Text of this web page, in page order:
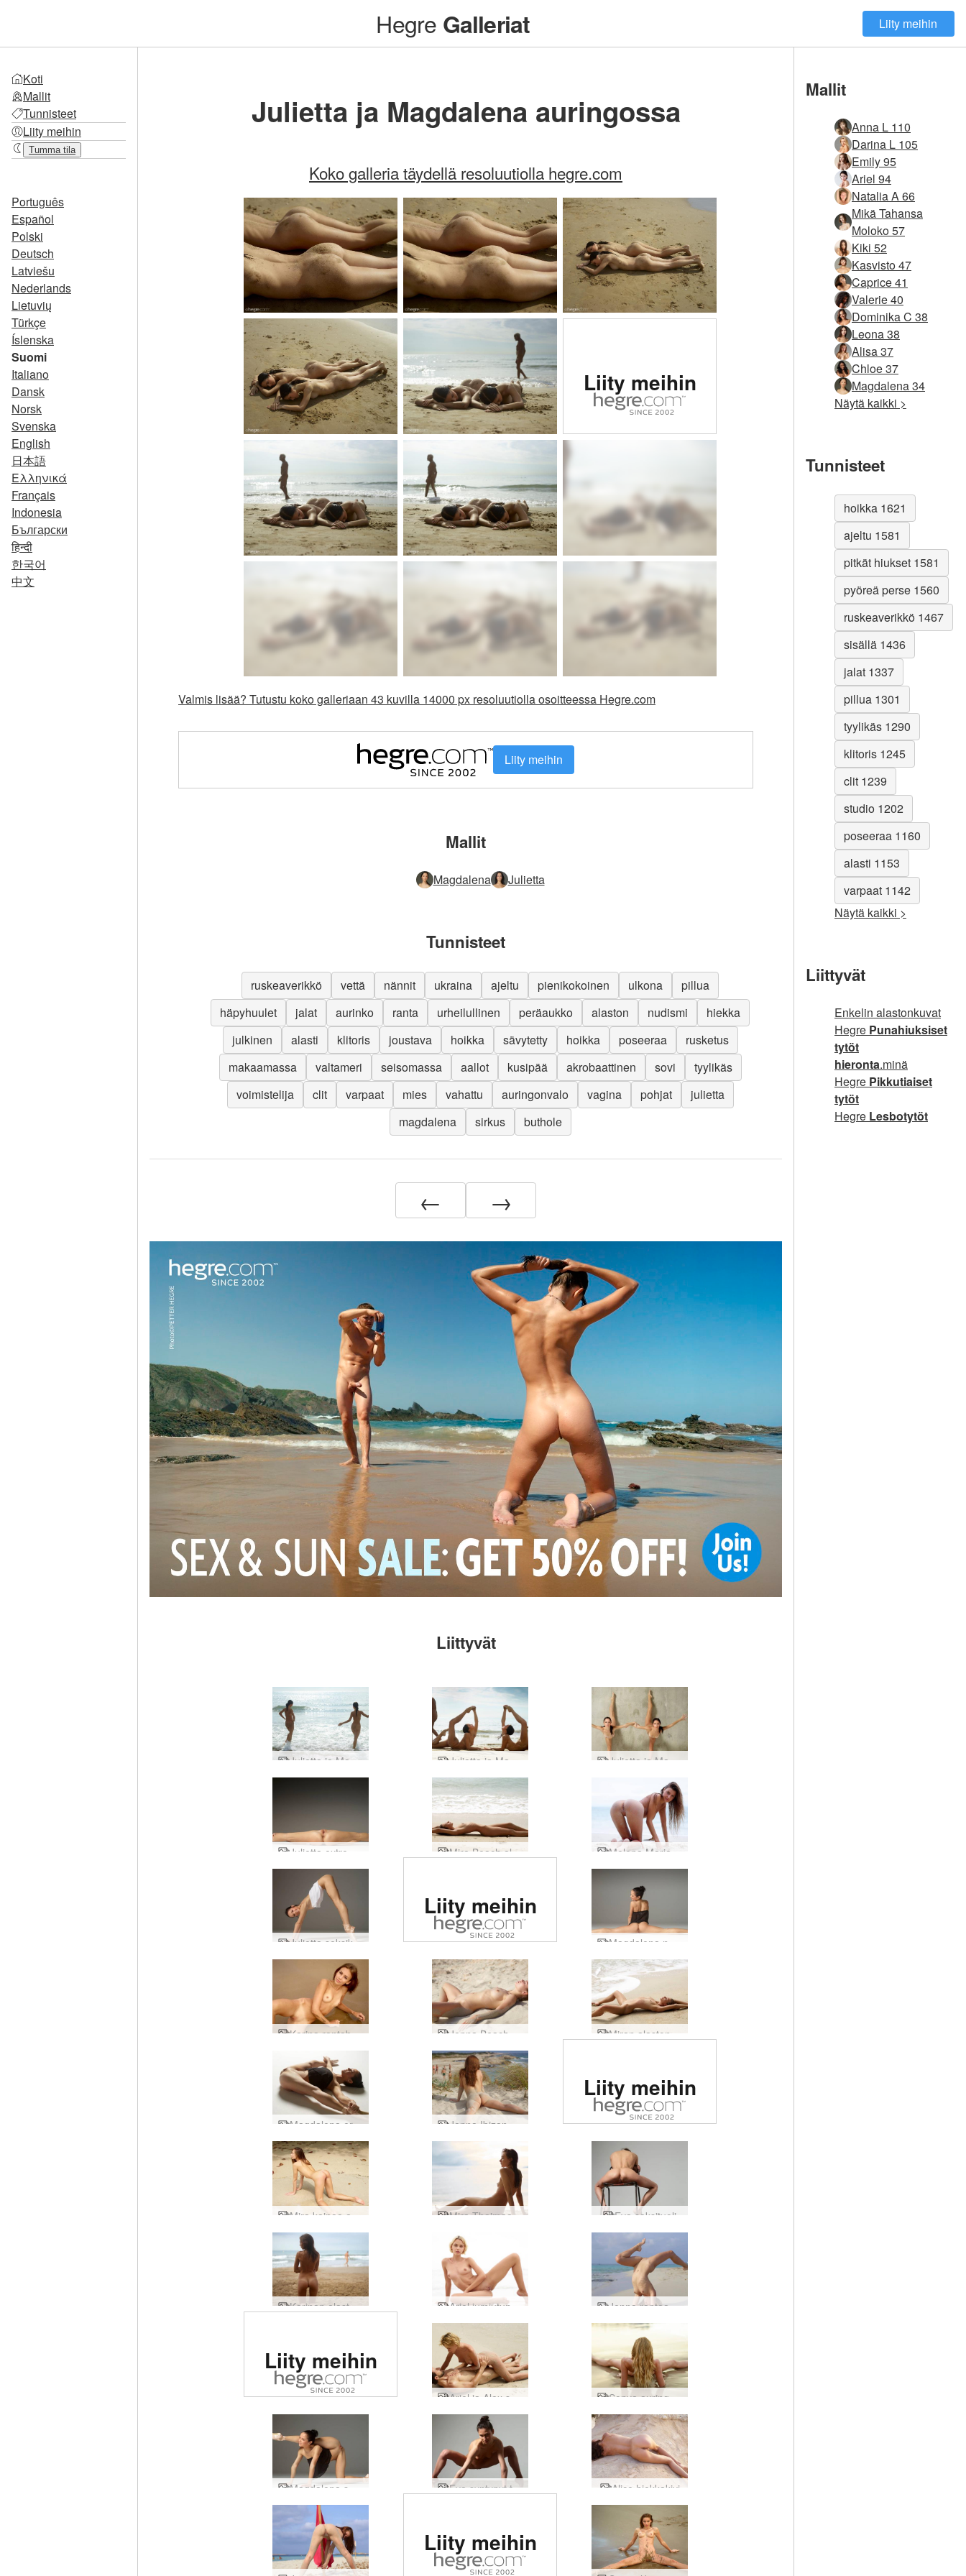
Hegre Galleriat Liity meihin
Koti
Mallit
Tunnisteet
Liity meihin
Tumma tila
Português
Español
Polski
Deutsch
Latviešu
Nederlands
Lietuvių
Türkçe
Íslenska
Suomi
Italiano
Dansk
Norsk
Svenska
English
日本語
Ελληνικά
Français
Indonesia
Български
हिन्दी
한국어
中文
Julietta ja Magdalena auringossa
Koko galleria täydellä resoluutiolla hegre.com
eroottinen
sivusto
maailmassa
Liity meihin
Valmis lisää? Tutustu koko galleriaan 43 kuvilla 14000 px resoluutiolla osoitteessa Hegre.com
Liity meihin
Mallit
Magdalena Julietta
Tunnisteet
ruskeaverikkö vettä nännit ukraina ajeltu pienikokoinen ulkona
pillua
häpyhuulet
jalat aurinko ranta urheilullinen peräaukko alaston nudismi
hiekka
julkinen
alasti klitoris joustava hoikka sävytetty hoikka poseeraa
rusketus
makaamassa
valtameri seisomassa aallot kusipää akrobaattinen sovi
tyylikäs
voimistelija
clit varpaat mies vahattu auringonvalo vagina pohjat
julietta
magdalena
sirkus buthole
← →
Liittyvät
Julietta ja Magdalena rannalla hauskaa Julietta ja Magdalena akrobaattista taidetta
Mira Beach alastonkuvat Melena Marian rantavartalo
Julietta seksikäs venyttely
eroottinen
sivusto
maailmassa
Liity meihin
Karina rantabum
Magdalena eroottinen baletti
eroottinen
sivusto
maailmassa
Liity meihin
Mira kaipaa aurinkoa Mira Thaimaassa Eva seksituoli
Karinan alastonranta Jenna rantaakrobaatti
eroottinen
sivusto
maailmassa
Liity meihin
Ariel ja Alex seksiä rannalla Sonya auringonnousu rannalla
Magdalena selkeä baletti Eva syntynyt taipumaan Alice hiekkakivi
eroottinen
sivusto
Liity meihin
Mallit
Anna L 110
Darina L 105
Emily 95
Ariel 94
Natalia A 66
Mikä Tahansa
Moloko 57
Kiki 52
Kasvisto 47
Caprice 41
Valerie 40
Dominika C 38
Leona 38
Alisa 37
Chloe 37
Magdalena 34
Näytä kaikki >
Tunnisteet
hoikka 1621
ajeltu 1581
pitkät hiukset 1581
pyöreä perse 1560
ruskeaverikkö 1467
sisällä 1436
jalat 1337
pillua 1301
tyylikäs 1290
klitoris 1245
clit 1239
studio 1202
poseeraa 1160
alasti 1153
varpaat 1142
Näytä kaikki >
Liittyvät
Enkelin alastonkuvat
Hegre Punahiuksiset
tytöt
hieronta.minä
Hegre Pikkutiaiset
tytöt
Hegre Lesbotytöt